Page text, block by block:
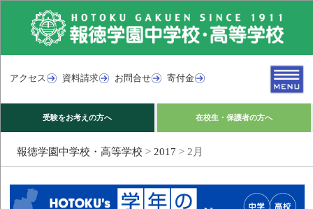
アクセス 資料請求 お問合せ 寄付金
受験をお考えの方へ 在校生・保護者の方へ
報徳学園中学校・高等学校 > 2017 > 2月